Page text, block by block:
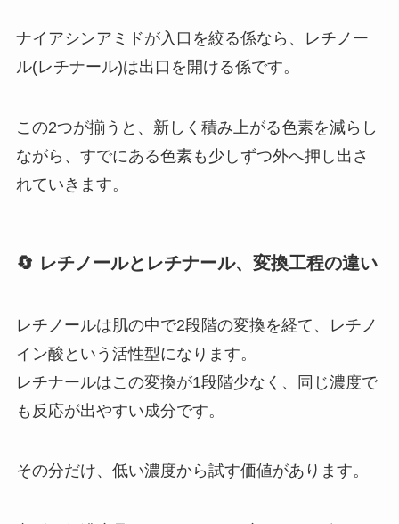
ナイアシンアミドが入口を絞る係なら、レチノー
ル(レチナール)は出口を開ける係です。
この2つが揃うと、新しく積み上がる色素を減らし
ながら、すでにある色素も少しずつ外へ押し出さ
れていきます。
🔄 レチノールとレチナール、変換工程の違い
レチノールは肌の中で2段階の変換を経て、レチノ
イン酸という活性型になります。
レチナールはこの変換が1段階少なく、同じ濃度で
も反応が出やすい成分です。
その分だけ、低い濃度から試す価値があります。